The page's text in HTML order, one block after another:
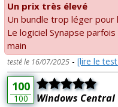
Un prix très élevé
Un bundle trop léger pour
Le logiciel Synapse
main
testé le 16/07/2025 - [lire le
100
100 Windows Central